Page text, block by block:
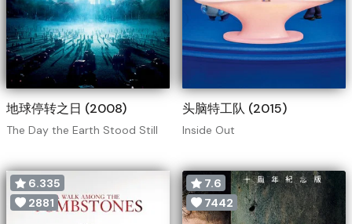
地球停转之日 (2008)
The Day the Earth Stood Still
头脑特工队 (2015)
Inside Out
6.335
2881
7.6
7442